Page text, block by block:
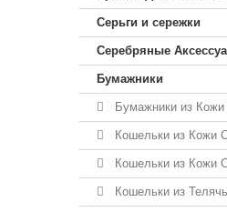
Серьги и сережки
Серебряные
Бумажники
Бумажники из
Кошельки из Кожи
Кошельки из Кожи
Кошельки из